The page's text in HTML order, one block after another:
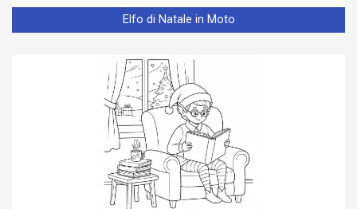
Elfo di Natale in Moto